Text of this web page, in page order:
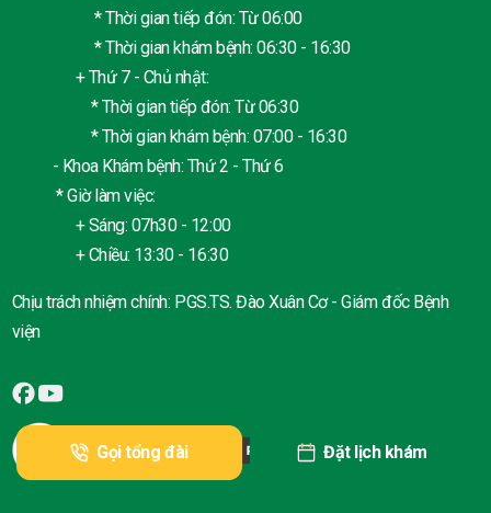
Gọi tổng đài Đặt lịch khám
* Thời gian tiếp đón: Từ 06:00
* Thời gian khám bệnh: 06:30 - 16:30
+ Thứ 7 - Chủ nhật:
* Thời gian tiếp đón: Từ 06:30
* Thời gian khám bệnh: 07:00 - 16:30
- Khoa Khám bệnh: Thứ 2 - Thứ 6
* Giờ làm việc:
+ Sáng: 07h30 - 12:00
+ Chiều: 13:30 - 16:30
Chịu trách nhiệm chính: PGS.TS. Đào Xuân Cơ - Giám đốc Bệnh
viện